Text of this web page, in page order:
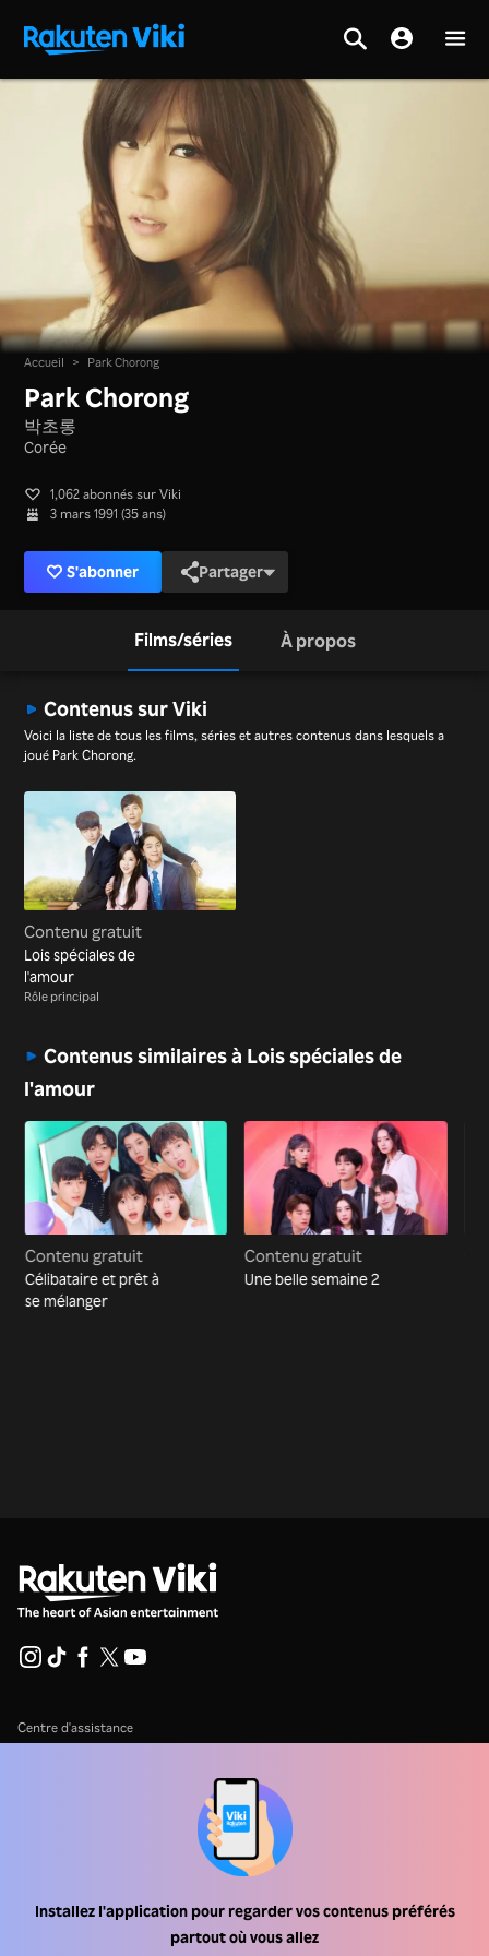
Installez l'application pour regarder vos contenus préférés
partout où vous allez
Accueil > Park Chorong
Park Chorong
박초롱
Corée
1,062 abonnés sur Viki
3 mars 1991 (35 ans)
S'abonner Partager
Films/séries À propos
Contenus sur Viki
Voici la liste de tous les films, séries et autres contenus dans lesquels a
joué Park Chorong.
Contenu gratuit
Lois spéciales de
l'amour
Rôle principal
Contenus similaires à Lois spéciales de
l'amour
Contenu gratuit
Célibataire et prêt à
se mélanger
Contenu gratuit
Une belle semaine 2
Centre d'assistance